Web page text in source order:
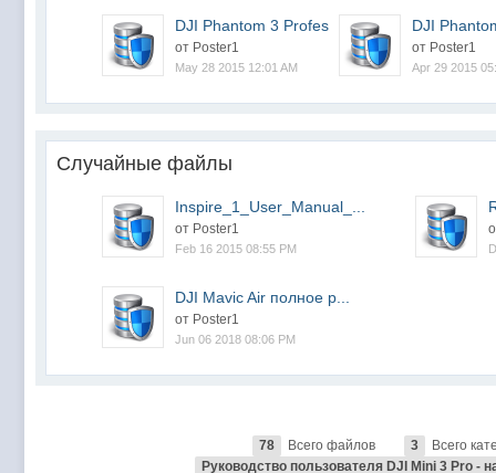
DJI Phantom 3 Professi...
от Poster1
May 28 2015 12:01 AM
DJI
от Poster1
Apr 29 2015
Случайные файлы
Inspire_1_User_Manual_...
от Poster1
Feb 16 2015 08:55 PM
DJI Mavic Air полное р...
от Poster1
Jun 06 2018 08:06 PM
78 Всего файлов 3
Всего
Руководство пользователя DJI Mini 3 Pro -